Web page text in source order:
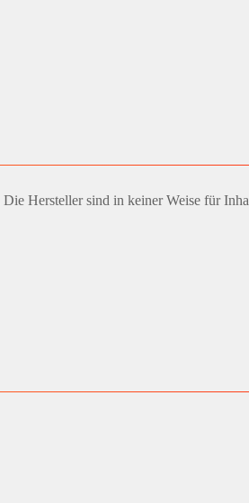
Hersteller sind in keiner Weise für